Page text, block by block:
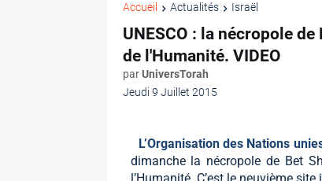
Accueil Actualités Israël
UNESCO : la nécropole
de l'Humanité. VIDEO
parUniversTorah
Jeudi 9 Juillet 2015
L’Organisation des Nations
dimanche la nécropole de Bet
l’Humanité. C’est le neuvième